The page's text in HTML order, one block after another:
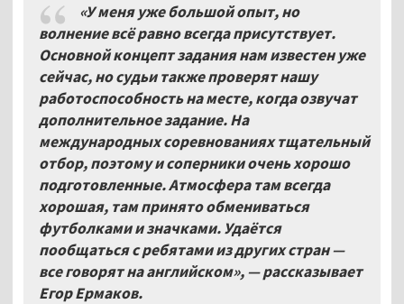
«У меня уже большой опыт, но
волнение всё равно всегда присутствует.
Основной концепт задания нам известен уже
сейчас, но судьи также проверят нашу
работоспособность на месте, когда озвучат
дополнительное задание. На
международных соревнованиях тщательный
отбор, поэтому и соперники очень хорошо
подготовленные. Атмосфера там всегда
хорошая, там принято обмениваться
футболками и значками. Удаётся
пообщаться с ребятами из других стран —
все говорят на английском», — рассказывает
Егор Ермаков.